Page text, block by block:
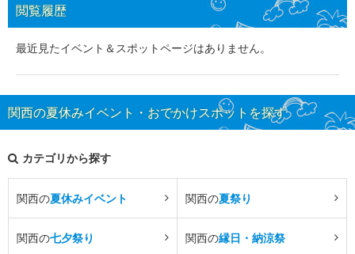
閲覧履歴
最近見たイベント＆スポットページはありません。
関西の夏休みイベント・おでかけスポットを探す
カテゴリから探す
関西の夏休みイベント 関西の夏祭り
関西の七夕祭り 関西の縁日・納涼祭